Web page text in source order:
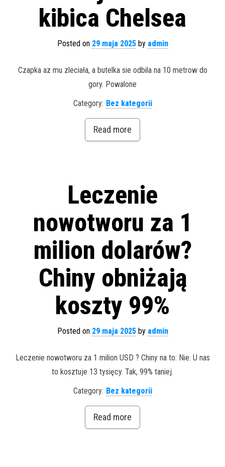
kibica Chelsea
Posted on 29 maja 2025by admin
Czapka az mu zleciała, a butelka sie odbila na 10 metrow do
gory. Powalone
Category: Bez kategorii
Read more
Leczenie
nowotworu za 1
milion dolarów?
Chiny obniżają
koszty 99%
Posted on 29 maja 2025by admin
Leczenie nowotworu za 1 milion USD ? Chiny na to: Nie. U nas
to kosztuje 13 tysięcy. Tak, 99% taniej.
Category: Bez kategorii
Read more